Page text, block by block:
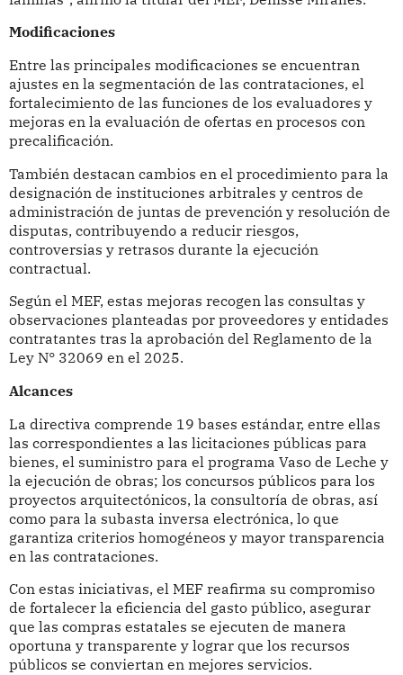
Modificaciones
Entre las principales modificaciones se encuentran
ajustes en la segmentación de las contrataciones, el
fortalecimiento de las funciones de los evaluadores y
mejoras en la evaluación de ofertas en procesos con
precalificación.
También destacan cambios en el procedimiento para la
designación de instituciones arbitrales y centros de
administración de juntas de prevención y resolución de
disputas, contribuyendo a reducir riesgos,
controversias y retrasos durante la ejecución
contractual.
Según el MEF, estas mejoras recogen las consultas y
observaciones planteadas por proveedores y entidades
contratantes tras la aprobación del Reglamento de la
Ley N° 32069 en el 2025.
Alcances
La directiva comprende 19 bases estándar, entre ellas
las correspondientes a las licitaciones públicas para
bienes, el suministro para el programa Vaso de Leche y
la ejecución de obras; los concursos públicos para los
proyectos arquitectónicos, la consultoría de obras, así
como para la subasta inversa electrónica, lo que
garantiza criterios homogéneos y mayor transparencia
en las contrataciones.
Con estas iniciativas, el MEF reafirma su compromiso
de fortalecer la eficiencia del gasto público, asegurar
que las compras estatales se ejecuten de manera
oportuna y transparente y lograr que los recursos
públicos se conviertan en mejores servicios.